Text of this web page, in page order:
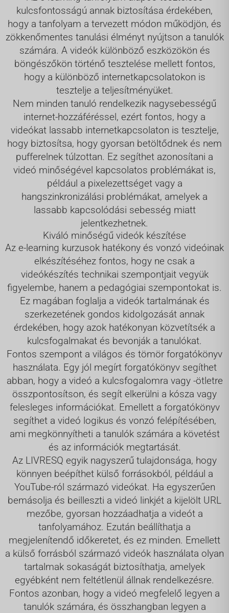
kulcsfontosságú annak biztosítása érdekében,
hogy a tanfolyam a tervezett módon működjön, és
zökkenőmentes tanulási élményt nyújtson a tanulók
számára. A videók különböző eszközökön és
böngészőkön történő tesztelése mellett fontos,
hogy a különböző internetkapcsolatokon is
tesztelje a teljesítményüket.
Nem minden tanuló rendelkezik nagysebességű
internet-hozzáféréssel, ezért fontos, hogy a
videókat lassabb internetkapcsolaton is tesztelje,
hogy biztosítsa, hogy gyorsan betöltődnek és nem
pufferelnek túlzottan. Ez segíthet azonosítani a
videó minőségével kapcsolatos problémákat is,
például a pixelezettséget vagy a
hangszinkronizálási problémákat, amelyek a
lassabb kapcsolódási sebesség miatt
jelentkezhetnek.
Kiváló minőségű videók készítése
Az e-learning kurzusok hatékony és vonzó videóinak
elkészítéséhez fontos, hogy ne csak a
videókészítés technikai szempontjait vegyük
figyelembe, hanem a pedagógiai szempontokat is.
Ez magában foglalja a videók tartalmának és
szerkezetének gondos kidolgozását annak
érdekében, hogy azok hatékonyan közvetítsék a
kulcsfogalmakat és bevonják a tanulókat.
Fontos szempont a világos és tömör forgatókönyv
használata. Egy jól megírt forgatókönyv segíthet
abban, hogy a videó a kulcsfogalomra vagy -ötletre
összpontosítson, és segít elkerülni a kósza vagy
felesleges információkat. Emellett a forgatókönyv
segíthet a videó logikus és vonzó felépítésében,
ami megkönnyítheti a tanulók számára a követést
és az információk megtartását.
Az LIVRESQ egyik nagyszerű tulajdonsága, hogy
könnyen beépíthet külső forrásokból, például a
YouTube-ról származó videókat. Ha egyszerűen
bemásolja és beilleszti a videó linkjét a kijelölt URL
mezőbe, gyorsan hozzáadhatja a videót a
tanfolyamához. Ezután beállíthatja a
megjelenítendő időkeretet, és ez minden. Emellett
a külső forrásból származó videók használata olyan
tartalmak sokaságát biztosíthatja, amelyek
egyébként nem feltétlenül állnak rendelkezésre.
Fontos azonban, hogy a videó megfelelő legyen a
tanulók számára, és összhangban legyen a